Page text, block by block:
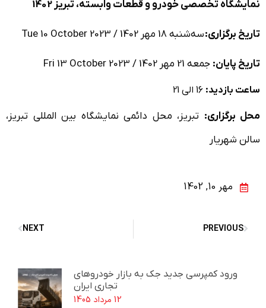
نمایشگاه تخصصی خودرو و قطعات وابسته، تبریز 1402
تاریخ برگزاری:سه‌شنبه 18 مهر 1402 / Tue 10 October 2023
تاریخ پایان: جمعه 21 مهر 1402 / Fri 13 October 2023
ساعت بازدید:
محل برگزاری: تبریز، محل دائمی نمایشگاه بین المللی تبریز،
سالن شهریار
مهر 10, 1402
PREVIOUS
NEXT
ورود کمپرسی جدید جک به بازار خودروهای
تجاری ایران
12 مرداد 1405